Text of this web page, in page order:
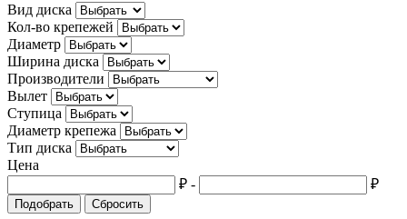
Datsun
Dodge
Dongfeng
DS
Eagle
Ferrari
Вид диска
Кол-во крепежей
Диаметр
Ширина диска
Производители
Вылет
Ступица
Диаметр крепежа
Тип диска
Цена
₽ - ₽
Подобрать Сбросить